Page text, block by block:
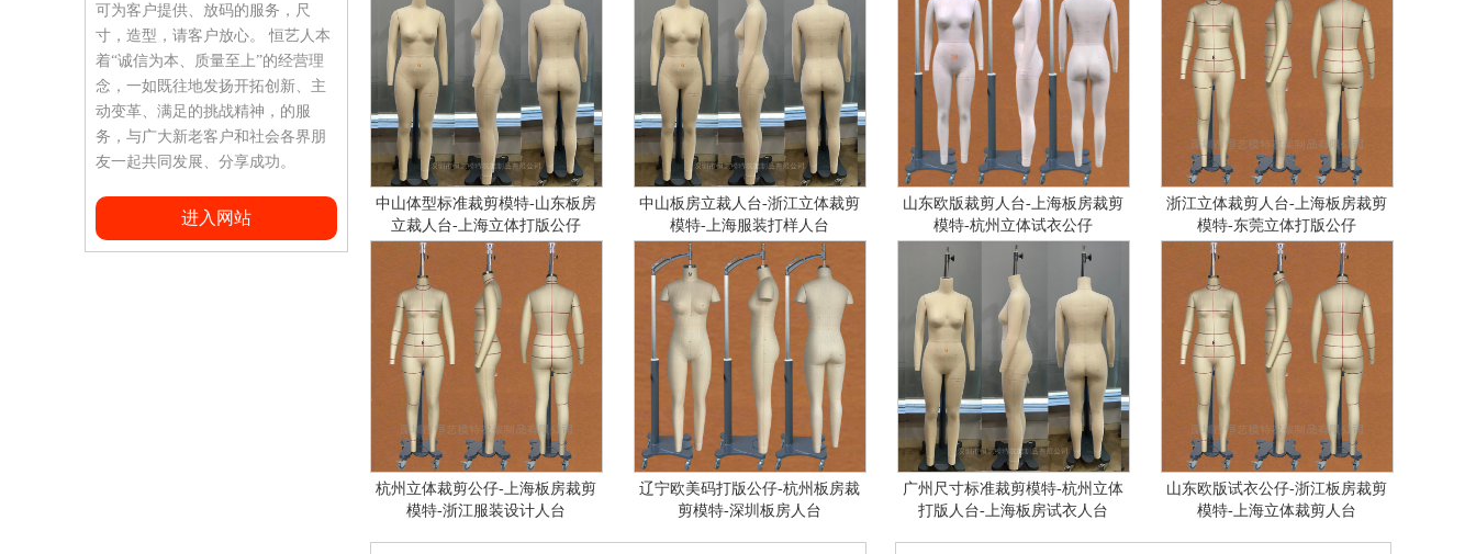
可为客户提供、放码的服务，尺
寸，造型，请客户放心。 恒艺人本
着“诚信为本、质量至上”的经营理
念，一如既往地发扬开拓创新、主
动变革、满足的挑战精神，的服
务，与广大新老客户和社会各界朋
友一起共同发展、分享成功。​
进入网站
中山体型标准裁剪模特-山东板房
立裁人台-上海立体打版公仔
中山板房立裁人台-浙江立体裁剪
模特-上海服装打样人台
山东欧版裁剪人台-上海板房裁剪
模特-杭州立体试衣公仔
浙江立体裁剪人台-上海板房裁剪
模特-东莞立体打版公仔
杭州立体裁剪公仔-上海板房裁剪
模特-浙江服装设计人台
辽宁欧美码打版公仔-杭州板房裁
剪模特-深圳板房人台
广州尺寸标准裁剪模特-杭州立体
打版人台-上海板房试衣人台
山东欧版试衣公仔-浙江板房裁剪
模特-上海立体裁剪人台